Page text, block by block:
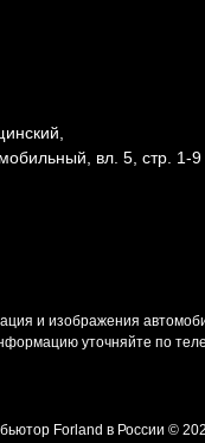
вл. 5, стр. 1-9
и изображения
уточняйте по
Forland в России ©